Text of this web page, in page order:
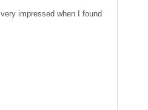
impressed when I found